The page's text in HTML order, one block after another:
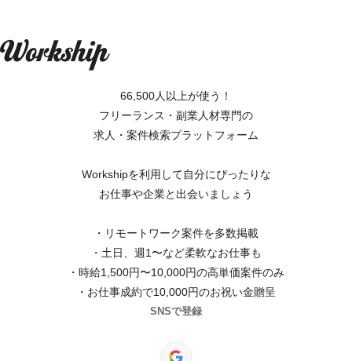
66,500人以上が使う！
フリーランス・副業人材専門の
求人・案件検索プラットフォーム
Workshipを利用して自分にぴったりな
お仕事や企業と出会いましょう
・リモートワーク案件を多数掲載
・土日、週1〜など柔軟なお仕事も
・時給1,500円〜10,000円の高単価案件のみ
・お仕事成約で10,000円のお祝い金贈呈
SNSで登録